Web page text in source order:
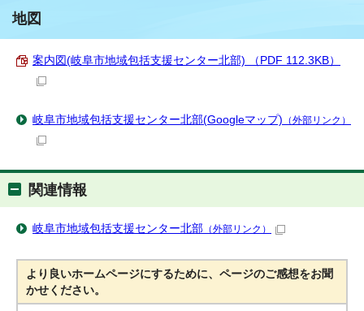
地図
案内図(岐阜市地域包括支援センター北部) （PDF 112.3KB）
岐阜市地域包括支援センター北部(Googleマップ) （外部リンク）
関連情報
岐阜市地域包括支援センター北部 （外部リンク）
より良いホームページにするために、ページのご感想をお聞
かせください。